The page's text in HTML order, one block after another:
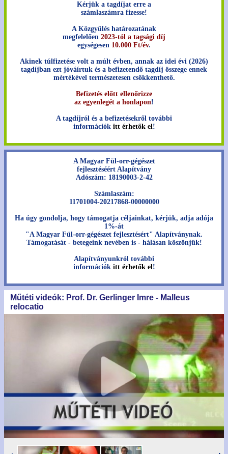
Kérjük a tagdíjat erre a
számlaszámra fizesse!
A Közgyűlés határozatának
megfelelően 2023-tól a tagsági díj
egységesen 10.000 Ft/év.
Akinek túlfizetése volt a múlt évben, annak az idei évi (2026)
tagdíjban ezt jóváírtuk és a befizetendő tagdíj összege ennek
mértékével természetesen csökkenthető.
Befizetés előtt ellenőrizze
az egyenlegét a honlapon!
A tagdíjról és a befizetésekről további
információk itt érhetők el!
A Magyar Fül-orr-gégészet
fejlesztéséért Alapítvány
Adószám: 18190003-2-42
Számlaszám:
11701004-20217868-00000000
Ha úgy gondolja, hogy támogatja céljainkat, kérjük, adja adója
1%-át
"A Magyar Fül-orr-gégészet fejlesztésért" Alapítványnak.
Támogatását - betegeink nevében is - hálásan köszönjük!
Alapítványunkról további
információk itt érhetők el!
Műtéti videók: Prof. Dr. Gerlinger Imre - Malleus
relocatio